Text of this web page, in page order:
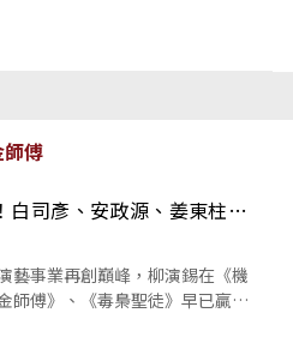
傅
白司彥、安政源、姜東柱…
藝事業再創巔峰，柳演錫在《機
師傅》、《毒梟聖徒》早已贏得